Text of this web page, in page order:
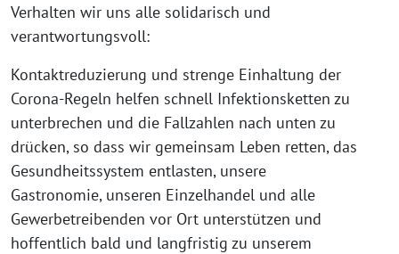
Verhalten wir uns alle solidarisch und
verantwortungsvoll:
Kontaktreduzierung und strenge Einhaltung der
Corona-Regeln helfen schnell Infektionsketten zu
unterbrechen und die Fallzahlen nach unten zu
drücken, so dass wir gemeinsam Leben retten, das
Gesundheitssystem entlasten, unsere
Gastronomie, unseren Einzelhandel und alle
Gewerbetreibenden vor Ort unterstützen und
hoffentlich bald und langfristig zu unserem